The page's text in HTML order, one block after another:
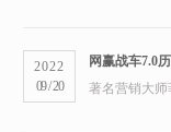
2022
09/20
著名营销大师